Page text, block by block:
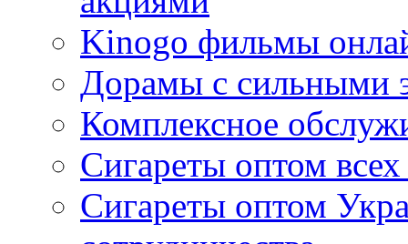
Kinogo фильмы
Дорамы с сильными
Комплексное
Сигареты оптом
Сигареты оптом